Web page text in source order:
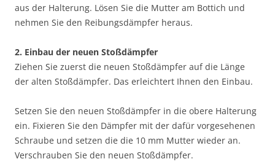
aus der Halterung. Lösen Sie die Mutter am Bottich und
nehmen Sie den Reibungsdämpfer heraus.
2. Einbau der neuen Stoßdämpfer
Ziehen Sie zuerst die neuen Stoßdämpfer auf die Länge
der alten Stoßdämpfer. Das erleichtert Ihnen den Einbau.
Setzen Sie den neuen Stoßdämpfer in die obere Halterung
ein. Fixieren Sie den Dämpfer mit der dafür vorgesehenen
Schraube und setzen die die 10 mm Mutter wieder an.
Verschrauben Sie den neuen Stoßdämpfer.